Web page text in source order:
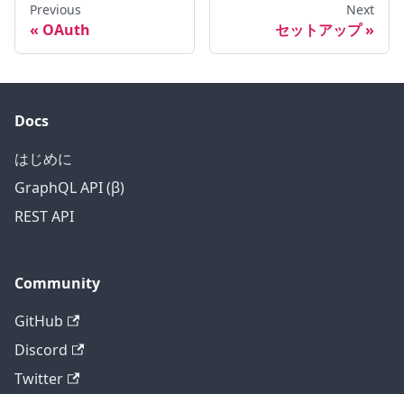
Previous
OAuth
Next
セットアップ
Docs
はじめに
GraphQL API (β)
REST API
Community
GitHub
Discord
Twitter